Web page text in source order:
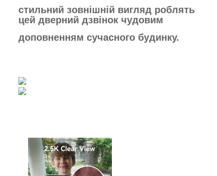
стильний зовнішній вигляд роблять
цей дверний дзвінок чудовим
доповненням сучасного будинку.